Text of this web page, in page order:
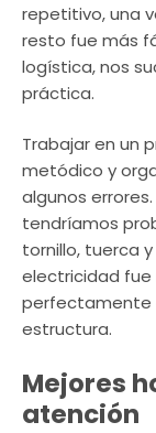
repetitivo, una
resto fue más
logística, nos
práctica.
Trabajar en un
metódico y
algunos
tendríamos
tornillo, tuerca
electricidad fue
perfectamente
estructura.
Mejores
atención